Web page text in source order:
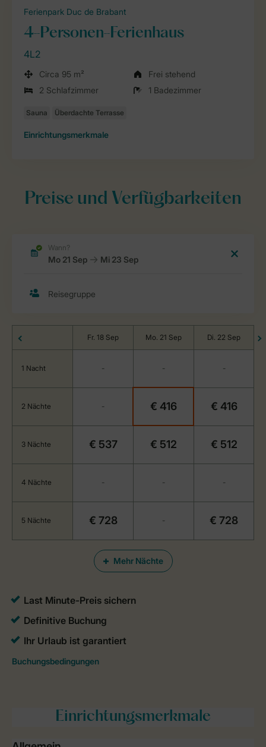
Ferienpark Duc de Brabant
4-Personen-Ferienhaus
4L2
Circa 95 m²
Frei stehend
2 Schlafzimmer
1 Badezimmer
Einrichtungsmerkmale
Preise und Verfügbarkeiten
Mehr Nächte
Fr. 18 Sep Mo. 21 Sep Di. 22 Sep
1 Nacht - - -
2 Nächte - € 416 € 416
3 Nächte € 537 € 512 € 512
4 Nächte - - -
5 Nächte € 728 - € 728
Einrichtungsmerkmale